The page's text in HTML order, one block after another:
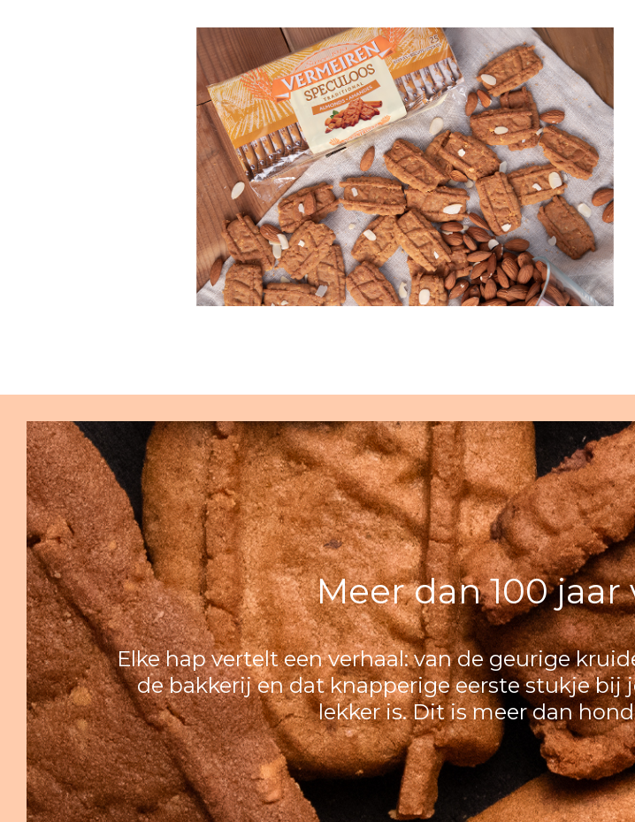
Meer dan 100
Elke hap vertelt een verhaal: van de geurige
de bakkerij en dat knapperige eerste stukje
lekker is. Dit is meer dan